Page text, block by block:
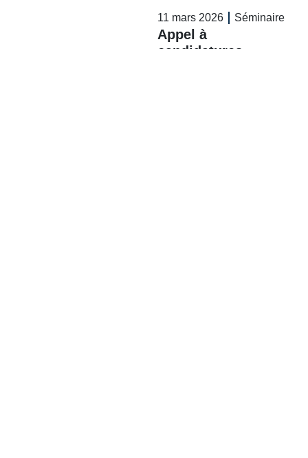
11 mars 2026 Séminaire
Appel à
candidatures –